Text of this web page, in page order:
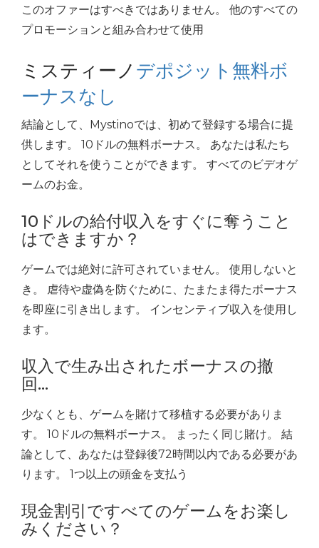
このオファーはすべきではありません。 他のすべての
プロモーションと組み合わせて使用
ミスティーノ デポジット無料ボ
ーナスなし
結論として、Mystinoでは、初めて登録する場合に提
供します。 10ドルの無料ボーナス。 あなたは私たち
としてそれを使うことができます。 すべてのビデオゲ
ームのお金。
10ドルの給付収入をすぐに奪うこと
はできますか？
ゲームでは絶対に許可されていません。 使用しないと
き。 虐待や虚偽を防ぐために、たまたま得たボーナス
を即座に引き出します。 インセンティブ収入を使用し
ます。
収入で生み出されたボーナスの撤
回…
少なくとも、ゲームを賭けて移植する必要がありま
す。 10ドルの無料ボーナス。 まったく同じ賭け。 結
論として、あなたは登録後72時間以内である必要があ
ります。 1つ以上の頭金を支払う
現金割引ですべてのゲームをお楽し
みください？